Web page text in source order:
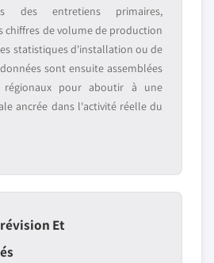
des entretiens primaires,
chiffres de volume de production
statistiques d'installation ou de
sont ensuite assemblées
régionaux pour aboutir à une
ancrée dans l'activité réelle du
Et